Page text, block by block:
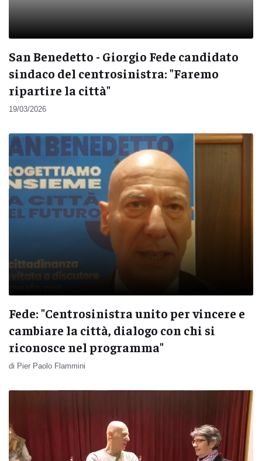
San Benedetto - Giorgio Fede candidato
sindaco del centrosinistra: "Faremo
ripartire la città"
19/03/2026
Fede: "Centrosinistra unito per vincere e
cambiare la città, dialogo con chi si
riconosce nel programma"
di Pier Paolo Flammini